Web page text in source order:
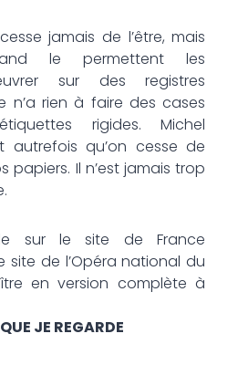
jamais de l’être, mais
le permettent les
sur des registres
n’a rien à faire des cases
rigides. Michel
autrefois qu’on cesse de
papiers. Il n’est jamais trop
sur le site de France
site de l’Opéra national du
en version complète à
JE REGARDE